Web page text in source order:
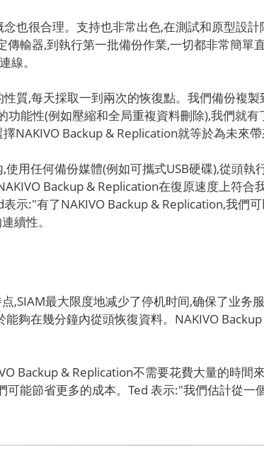
也很合理。支持也非常出色,在測試和原型設
輸器,到執行第一批備份作業,一切都非常簡單
線。
質,每天採取一到兩次的恢復點。我們備份複
能性(例如壓縮和全局重複資料刪除),我們就
NAKIVO Backup & Replication就等於為未來帶
用任何備份媒體(例如可攜式USB硬碟),從頭
Backup & Replication在復原速度上符合
示:"有了NAKIVO Backup & Replication,我們
續性。
,SIAM最大限度地减少了停机时间,确保了业务
夠在幾分鐘內從頭恢復資料。NAKIVO
Backup & Replication不需要花費大量的時間
可能節省更多的成本。Ted 表示:"我們估計從